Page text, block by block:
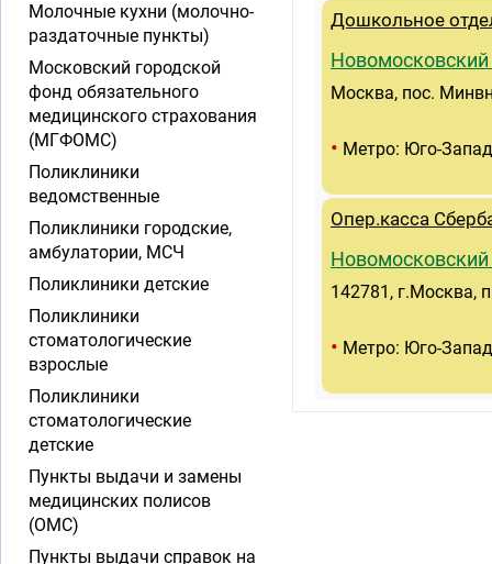
Дошкольное
Москва, пос.
• Метро: Юго-
Опер.касса
142781, г.Москва,
• Метро: Юго-
Молочные кухни (молочно-
раздаточные пункты)
Московский городской
фонд обязательного
медицинского страхования
(МГФОМС)
Поликлиники
ведомственные
Поликлиники городские,
амбулатории, МСЧ
Поликлиники детские
Поликлиники
стоматологические
взрослые
Поликлиники
стоматологические
детские
Пункты выдачи и замены
медицинских полисов
(ОМС)
Пункты выдачи справок на